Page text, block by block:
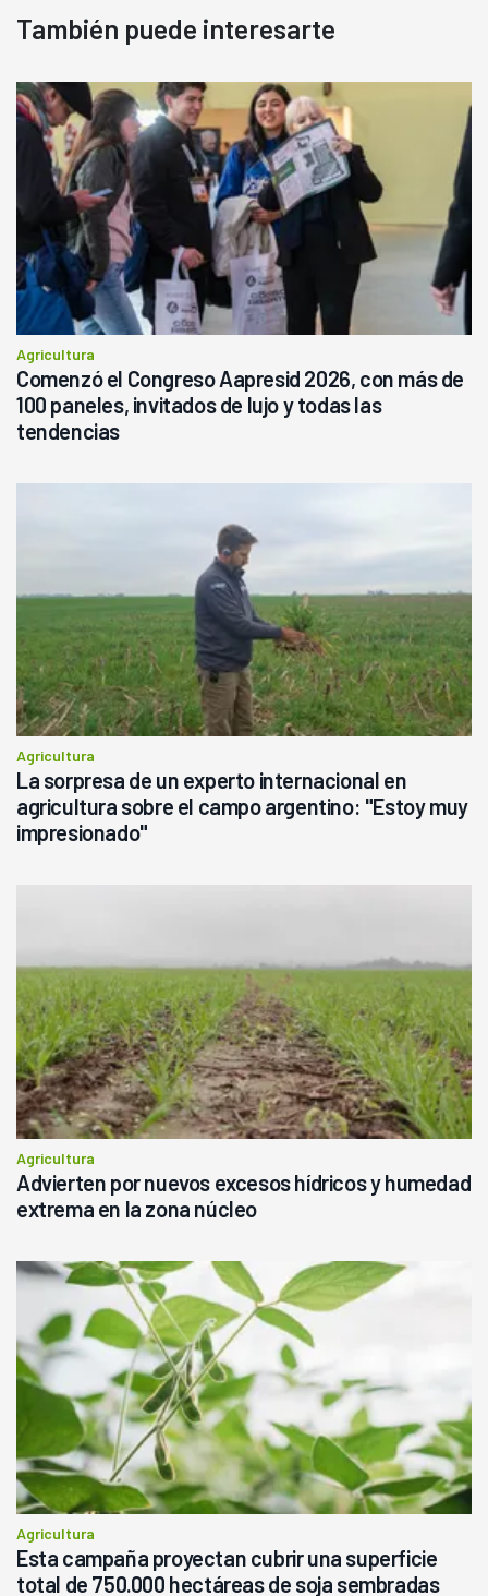
También puede interesarte
Agricultura
Comenzó el Congreso Aapresid 2026, con más de
100 paneles, invitados de lujo y todas las
tendencias
Agricultura
La sorpresa de un experto internacional en
agricultura sobre el campo argentino: "Estoy muy
impresionado"
Agricultura
Advierten por nuevos excesos hídricos y humedad
extrema en la zona núcleo
Agricultura
Esta campaña proyectan cubrir una superficie
total de 750.000 hectáreas de soja sembradas